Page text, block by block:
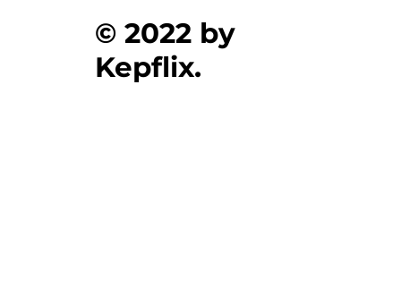
© 2022 by
Kepflix.